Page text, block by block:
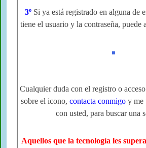
3º Si ya está registrado en alguna de
tiene el usuario y la contraseña, puede
Cualquier duda con el registro o
sobre el icono, contacta conmigo y me
con usted, para buscar una
Aquellos que la tecnología les